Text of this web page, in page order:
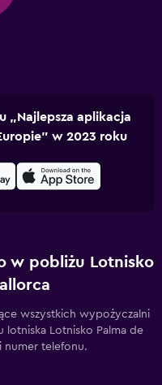
„Najlepsza aplikacja
w 2023 roku
w pobliżu Lotnisko
wszystkich wypożyczalni
Lotnisko Palma de
numer telefonu.